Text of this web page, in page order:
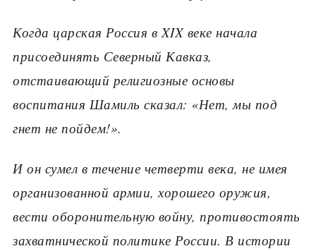
Когда царская Россия в XIX веке начала
присоединять Северный Кавказ,
отстаивающий религиозные основы
воспитания Шамиль сказал: «Нет, мы под
гнет не пойдем!».
И он сумел в течение четверти века, не имея
организованной армии, хорошего оружия,
вести оборонительную войну, противостоять
захватнической политике России. В истории